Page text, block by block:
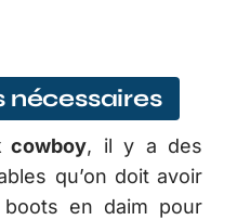
nécessaires
cowboy, il y a des
qu’on doit avoir
en daim pour